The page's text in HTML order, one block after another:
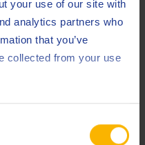
your use of our site with
analytics partners who
that you’ve
collected from your use
moteurs diesel à piston